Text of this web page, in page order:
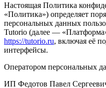
Настоящая Политика
«Политика») определяет
персональных данных
Tutorio (далее —
https://tutorio.ru, включая её
интерфейсы.
Оператором персональных
ИП Федотов Павел